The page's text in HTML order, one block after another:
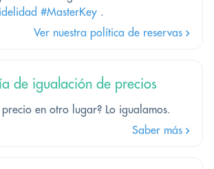
#MasterKey .
Ver nuestra política de reservas
de igualación de precios
en otro lugar? Lo igualamos.
Saber más